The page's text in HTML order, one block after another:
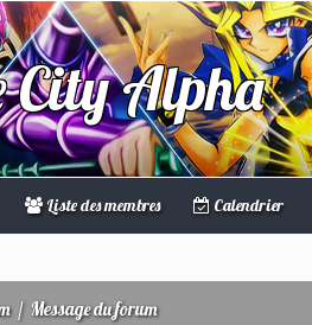
Alpha
Liste des membres Calendrier
/ Message du forum